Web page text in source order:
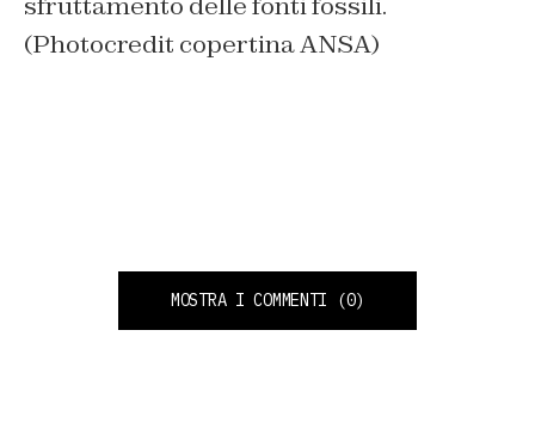
(Photocredit copertina ANSA)
MOSTRA I COMMENTI (0)